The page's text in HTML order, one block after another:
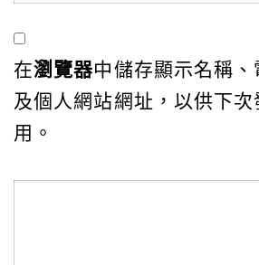
在瀏覽器中儲存顯示名稱
及個人網站網址，以供下
用。